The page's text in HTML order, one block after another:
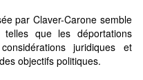
par Claver-Carone semble
que les déportations
juridiques et
objectifs politiques.